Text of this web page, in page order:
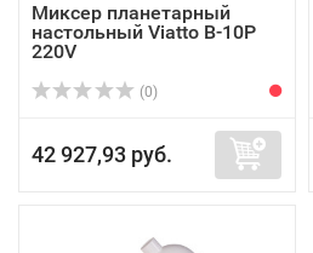
Миксер планетарный
настольный Viatto B-10P
220V
(0)
42 927,93 руб.